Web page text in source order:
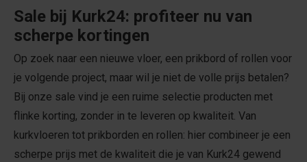
Sale bij Kurk24: profiteer nu van
scherpe kortingen
Op zoek naar een nieuwe vloer, een prikbord of rollen voor
je volgende project, maar wil je niet de volle prijs betalen?
Bij onze sale vind je een ruime selectie producten met
flinke korting, zonder in te leveren op kwaliteit. Van
kurkvloeren tot prikborden en rollen: hier combineer je een
scherpe prijs met de kwaliteit die je van Kurk24 gewend